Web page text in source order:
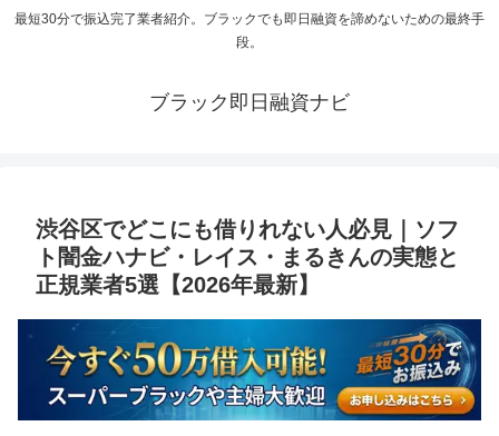
最短30分で振込完了業者紹介。ブラックでも即日融資を諦めないための最終手
段。
ブラック即日融資ナビ
渋谷区でどこにも借りれない人必見｜ソフ
ト闇金ハナビ・レイス・まるきんの実態と
正規業者5選【2026年最新】